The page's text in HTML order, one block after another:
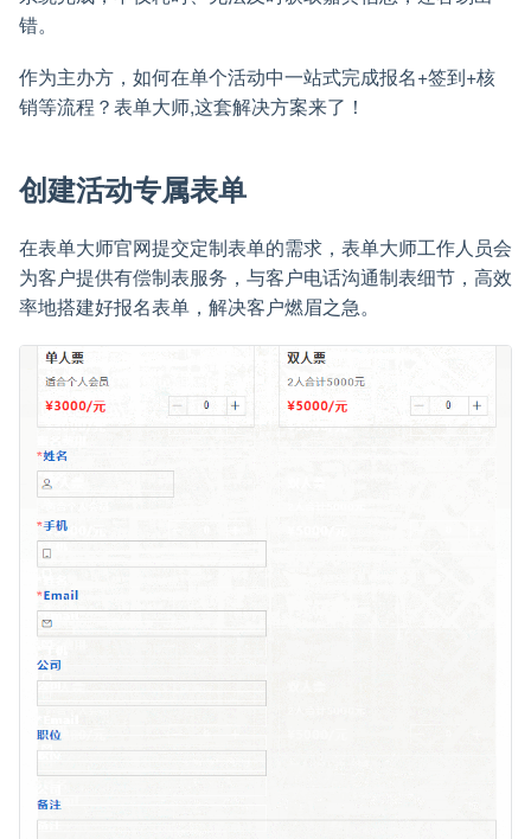
错。
作为主办方，如何在单个活动中一站式完成报名+签到+核
销等流程？表单大师,这套解决方案来了！
创建活动专属表单
在表单大师官网提交定制表单的需求，表单大师工作人员会
为客户提供有偿制表服务，与客户电话沟通制表细节，高效
率地搭建好报名表单，解决客户燃眉之急。